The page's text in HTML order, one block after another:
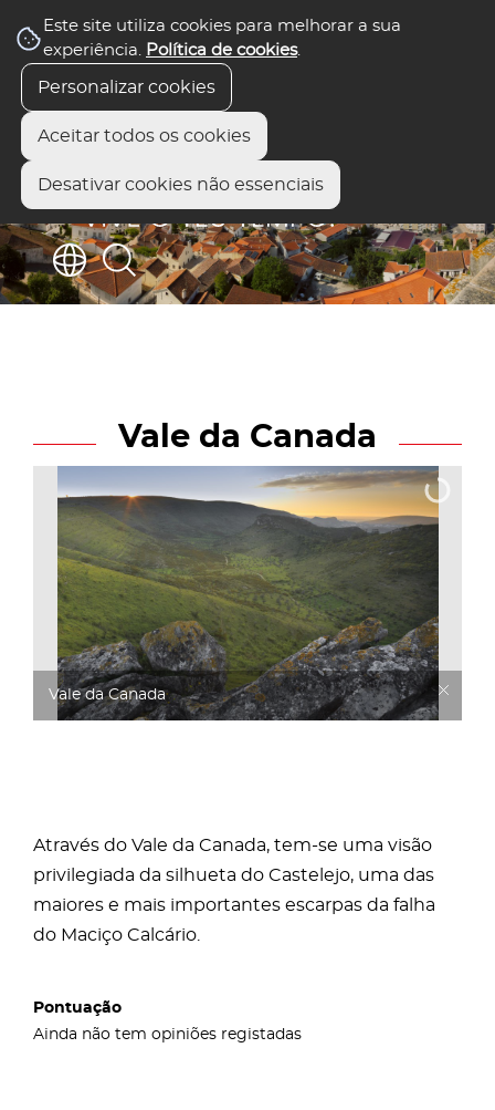
Este site utiliza cookies para melhorar a sua
experiência. Política de cookies.
Personalizar cookies
Aceitar todos os cookies
Desativar cookies não essenciais
Vale da Canada
Vale da Canada
Através do Vale da Canada, tem-se uma visão
privilegiada da silhueta do Castelejo, uma das
maiores e mais importantes escarpas da falha
do Maciço Calcário.
Pontuação
Ainda não tem opiniões registadas